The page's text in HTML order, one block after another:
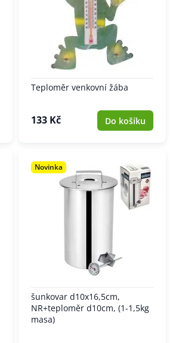
Teploměr venkovní žába
133 Kč Do košíku
Novinka
šunkovar d10x16,5cm,
NR+teploměr d10cm, (1-1,5kg
masa)